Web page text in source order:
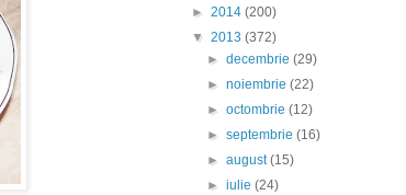
► 2014 (200)
▼ 2013 (372)
►decembrie(29)
►noiembrie(22)
►octombrie(12)
►septembrie(16)
►august(15)
►iulie(24)